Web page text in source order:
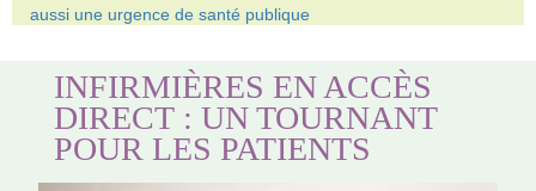
aussi une urgence de santé publique
INFIRMIÈRES EN ACCÈS
DIRECT : UN TOURNANT
POUR LES PATIENTS